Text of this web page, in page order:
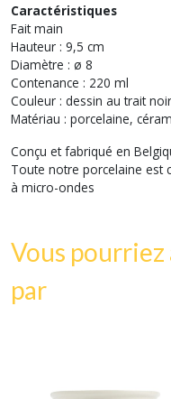
Caractéristiques
Fait main
Hauteur : 9,5 cm
Diamètre : ø 8
Contenance : 220 ml
Couleur : dessin au trait
Matériau : porcelaine,
Conçu et fabriqué en
Toute notre porcelaine est
à micro-ondes
Vous
par